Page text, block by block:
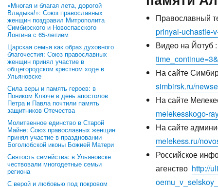
«Многая и благая лета, дорогой
Владыка!»: Союз православных
женщин поздравил Митрополита
Симбирского и Новоспасского
Лонгина с 65-летием
Царская семья как образ духовного
благочестия: Союз православных
женщин принял участие в
общегородском крестном ходе в
Ульяновске
Сила веры и память героев: в
Поником Ключе в день апостолов
Петра и Павла почтили память
защитников Отечества
Молитвенное единство в Старой
Майне: Союз православных женщин
принял участие в праздновании
Боголюбской иконы Божией Матери
Святость семейства: в Ульяновске
чествовали многодетные семьи
региона
С верой и любовью под покровом
Православный
prinyal-uchastie-
Видео на Йотуб
На сайте
simbirsk.ru/
На сайте
melekesskogo-
На сайте
melekess.ru/
Российское
агенство http://